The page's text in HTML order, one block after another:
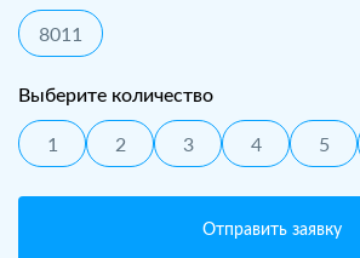
8011
Выберите количество
1 2 3 4 5
Отправить заявку